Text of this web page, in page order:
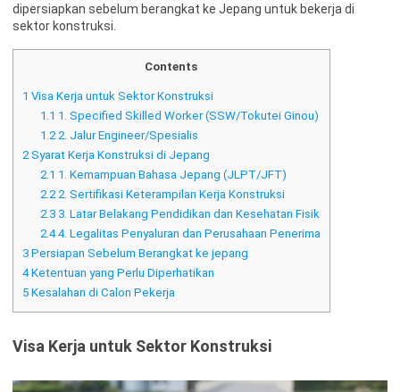
dipersiapkan sebelum berangkat ke Jepang untuk bekerja di
sektor konstruksi.
Contents
1 Visa Kerja untuk Sektor Konstruksi
1.1 1. Specified Skilled Worker (SSW/Tokutei Ginou)
1.22. Jalur Engineer/Spesialis
2Syarat Kerja Konstruksi di Jepang
2.1 1. Kemampuan Bahasa Jepang (JLPT/JFT)
2.22. Sertifikasi Keterampilan Kerja Konstruksi
2.33. Latar Belakang Pendidikan dan Kesehatan Fisik
2.44. Legalitas Penyaluran dan Perusahaan Penerima
3 Persiapan Sebelum Berangkat ke jepang
4Ketentuan yang Perlu Diperhatikan
5 Kesalahan di Calon Pekerja
Visa Kerja untuk Sektor Konstruksi